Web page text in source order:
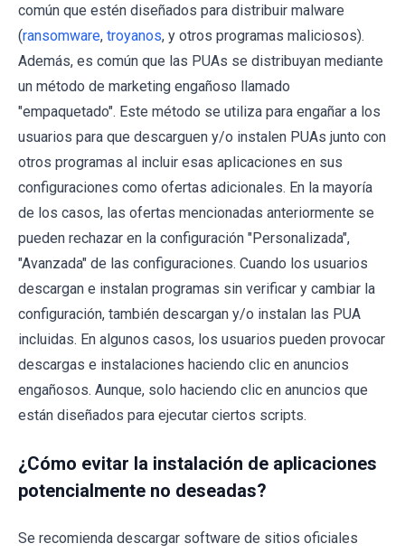
común que estén diseñados para distribuir malware
(ransomware, troyanos, y otros programas maliciosos).
Además, es común que las PUAs se distribuyan mediante
un método de marketing engañoso llamado
"empaquetado". Este método se utiliza para engañar a los
usuarios para que descarguen y/o instalen PUAs junto con
otros programas al incluir esas aplicaciones en sus
configuraciones como ofertas adicionales. En la mayoría
de los casos, las ofertas mencionadas anteriormente se
pueden rechazar en la configuración "Personalizada",
"Avanzada" de las configuraciones. Cuando los usuarios
descargan e instalan programas sin verificar y cambiar la
configuración, también descargan y/o instalan las PUA
incluidas. En algunos casos, los usuarios pueden provocar
descargas e instalaciones haciendo clic en anuncios
engañosos. Aunque, solo haciendo clic en anuncios que
están diseñados para ejecutar ciertos scripts.
¿Cómo evitar la instalación de aplicaciones
potencialmente no deseadas?
Se recomienda descargar software de sitios oficiales